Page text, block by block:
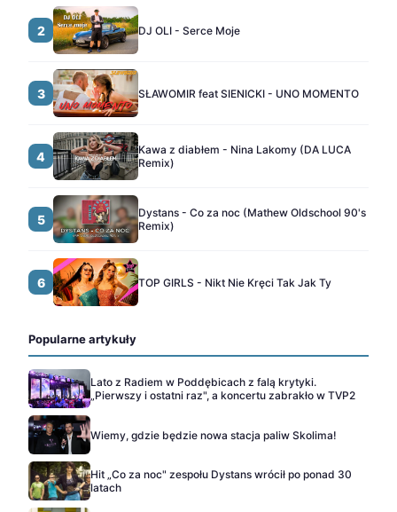
2 DJ OLI - Serce Moje
3 SŁAWOMIR feat SIENICKI - UNO MOMENTO
4
Kawa z diabłem - Nina Lakomy (DA LUCA
Remix)
5
Dystans - Co za noc (Mathew Oldschool 90's
Remix)
6 TOP GIRLS - Nikt Nie Kręci Tak Jak Ty
Popularne artykuły
Lato z Radiem w Poddębicach z falą krytyki.
„Pierwszy i ostatni raz", a koncertu zabrakło w TVP2
Wiemy, gdzie będzie nowa stacja paliw Skolima!
Hit „Co za noc" zespołu Dystans wrócił po ponad 30
latach